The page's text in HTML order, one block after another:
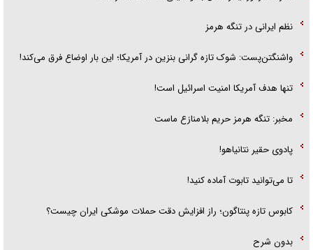
نظم ایرانی در تنگه هرمز
واشنگتن‌پست: شوک تازه گرانی بنزین در آمریکا؛ این بار اوضاع فرق می‌کند!
تنها هدف آمریکا امنیت اسرائیل است!
مخبر: تنگه هرمز حریم بلامنازع ماست
پادوی حقیر نتانیاهو!
تا می‌توانید تابوت آماده کنید!
کابوس تازه پنتاگون؛ راز افزایش دقت حملات موشکی ایران چیست؟
بدون شرح